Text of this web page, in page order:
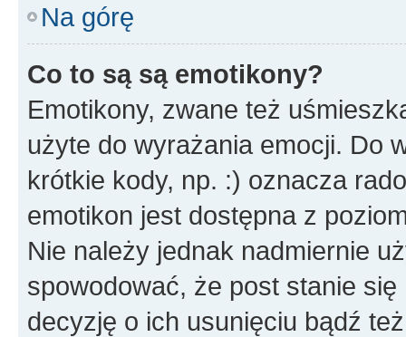
Na górę
Co to są są emotikony?
Emotikony, zwane też
użyte do wyrażania emocji. Do
krótkie kody, np. :) oznacza
emotikon jest dostępna z
Nie należy jednak nadmiernie
spowodować, że post stanie
decyzję o ich usunięciu bądź